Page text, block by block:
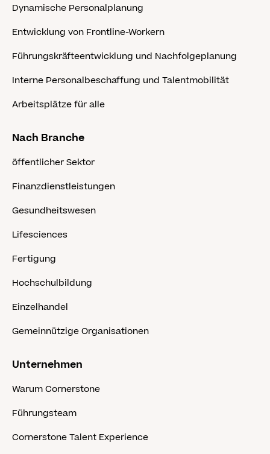
Dynamische Personalplanung
Entwicklung von Frontline-Workern
Führungskräfteentwicklung und Nachfolgeplanung
Interne Personalbeschaffung und Talentmobilität
Arbeitsplätze für alle
Nach Branche
öffentlicher Sektor
Finanzdienstleistungen
Gesundheitswesen
Lifesciences
Fertigung
Hochschulbildung
Einzelhandel
Gemeinnützige Organisationen
Unternehmen
Warum Cornerstone
Führungsteam
Cornerstone Talent Experience